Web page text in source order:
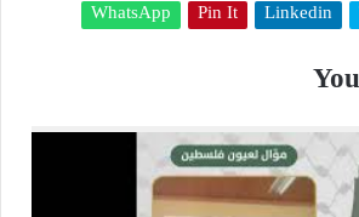
Linkedin
Pin It
WhatsApp